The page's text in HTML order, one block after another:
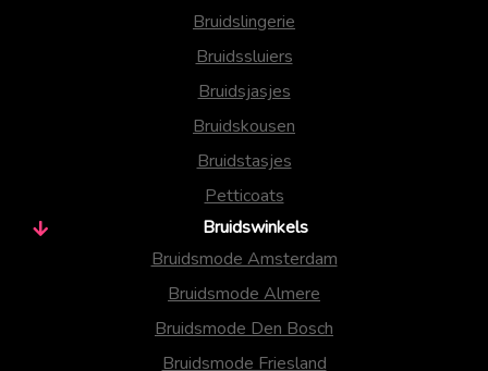
Bruidslingerie
Bruidssluiers
Bruidsjasjes
Bruidskousen
Bruidstasjes
Petticoats
Bruidswinkels
Bruidsmode Amsterdam
Bruidsmode Almere
Bruidsmode Den Bosch
Bruidsmode Friesland